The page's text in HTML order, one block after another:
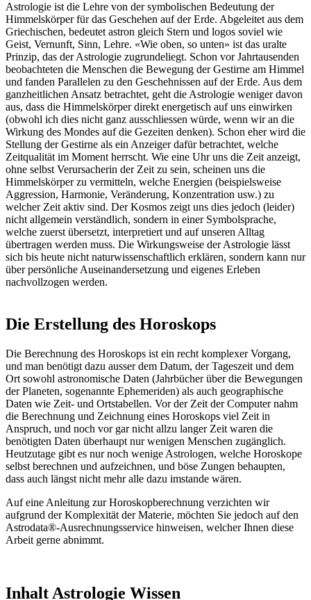
Astrologie ist die Lehre von der symbolischen Bedeutung der
Himmelskörper für das Geschehen auf der Erde. Abgeleitet aus dem
Griechischen, bedeutet astron gleich Stern und logos soviel wie
Geist, Vernunft, Sinn, Lehre. «Wie oben, so unten» ist das uralte
Prinzip, das der Astrologie zugrundeliegt. Schon vor Jahrtausenden
beobachteten die Menschen die Bewegung der Gestirne am Himmel
und fanden Parallelen zu den Geschehnissen auf der Erde. Aus dem
ganzheitlichen Ansatz betrachtet, geht die Astrologie weniger davon
aus, dass die Himmelskörper direkt energetisch auf uns einwirken
(obwohl ich dies nicht ganz ausschliessen würde, wenn wir an die
Wirkung des Mondes auf die Gezeiten denken). Schon eher wird die
Stellung der Gestirne als ein Anzeiger dafür betrachtet, welche
Zeitqualität im Moment herrscht. Wie eine Uhr uns die Zeit anzeigt,
ohne selbst Verursacherin der Zeit zu sein, scheinen uns die
Himmelskörper zu vermitteln, welche Energien (beispielsweise
Aggression, Harmonie, Veränderung, Konzentration usw.) zu
welcher Zeit aktiv sind. Der Kosmos zeigt uns dies jedoch (leider)
nicht allgemein verständlich, sondern in einer Symbolsprache,
welche zuerst übersetzt, interpretiert und auf unseren Alltag
übertragen werden muss. Die Wirkungsweise der Astrologie lässt
sich bis heute nicht naturwissenschaftlich erklären, sondern kann nur
über persönliche Auseinandersetzung und eigenes Erleben
nachvollzogen werden.
Die Erstellung des Horoskops
Die Berechnung des Horoskops ist ein recht komplexer Vorgang,
und man benötigt dazu ausser dem Datum, der Tageszeit und dem
Ort sowohl astronomische Daten (Jahrbücher über die Bewegungen
der Planeten, sogenannte Ephemeriden) als auch geographische
Daten wie Zeit- und Ortstabellen. Vor der Zeit der Computer nahm
die Berechnung und Zeichnung eines Horoskops viel Zeit in
Anspruch, und noch vor gar nicht allzu langer Zeit waren die
benötigten Daten überhaupt nur wenigen Menschen zugänglich.
Heutzutage gibt es nur noch wenige Astrologen, welche Horoskope
selbst berechnen und aufzeichnen, und böse Zungen behaupten,
dass auch längst nicht mehr alle dazu imstande wären.
Auf eine Anleitung zur Horoskopberechnung verzichten wir
aufgrund der Komplexität der Materie, möchten Sie jedoch auf den
Astrodata®-Ausrechnungsservice hinweisen, welcher Ihnen diese
Arbeit gerne abnimmt.
Inhalt Astrologie Wissen